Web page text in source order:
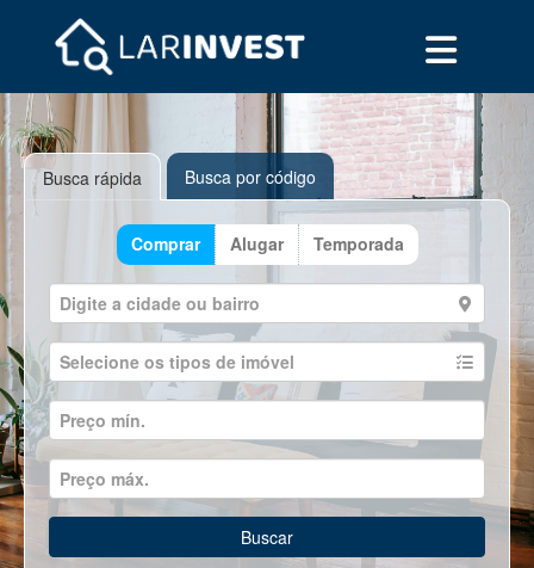
Busca rápida Busca por código
Comprar Alugar Temporada